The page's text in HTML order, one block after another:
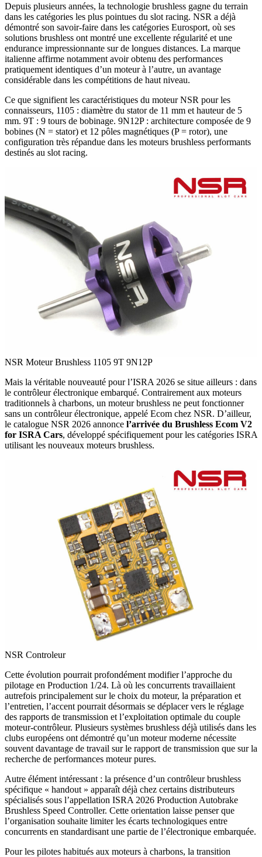
Depuis plusieurs années, la technologie brushless gagne du terrain
dans les catégories les plus pointues du slot racing. NSR a déjà
démontré son savoir-faire dans les catégories Eurosport, où ses
solutions brushless ont montré une excellente régularité et une
endurance impressionnante sur de longues distances. La marque
italienne affirme notamment avoir obtenu des performances
pratiquement identiques d’un moteur à l’autre, un avantage
considérable dans les compétitions de haut niveau.
Ce que signifient les caractéristiques du moteur NSR pour les
connaisseurs, 1105 : diamètre du stator de 11 mm et hauteur de 5
mm. 9T : 9 tours de bobinage. 9N12P : architecture composée de 9
bobines (N = stator) et 12 pôles magnétiques (P = rotor), une
configuration très répandue dans les moteurs brushless performants
destinés au slot racing.
NSR Moteur Brushless 1105 9T 9N12P
Mais la véritable nouveauté pour l’ISRA 2026 se situe ailleurs : dans
le contrôleur électronique embarqué. Contrairement aux moteurs
traditionnels à charbons, un moteur brushless ne peut fonctionner
sans un contrôleur électronique, appelé Ecom chez NSR. D’ailleur,
le catalogue NSR 2026 annonce l’arrivée du Brushless Ecom V2
for ISRA Cars, développé spécifiquement pour les catégories ISRA
utilisant les nouveaux moteurs brushless.
NSR Controleur
Cette évolution pourrait profondément modifier l’approche du
pilotage en Production 1/24. Là où les concurrents travaillaient
autrefois principalement sur le choix du moteur, la préparation et
l’entretien, l’accent pourrait désormais se déplacer vers le réglage
des rapports de transmission et l’exploitation optimale du couple
moteur-contrôleur. Plusieurs systèmes brushless déjà utilisés dans les
clubs européens ont démontré qu’un moteur moderne nécessite
souvent davantage de travail sur le rapport de transmission que sur la
recherche de performances moteur pures.
Autre élément intéressant : la présence d’un contrôleur brushless
spécifique « handout » apparaît déjà chez certains distributeurs
spécialisés sous l’appellation ISRA 2026 Production Autobrake
Brushless Speed Controller. Cette orientation laisse penser que
l’organisation souhaite limiter les écarts technologiques entre
concurrents en standardisant une partie de l’électronique embarquée.
Pour les pilotes habitués aux moteurs à charbons, la transition